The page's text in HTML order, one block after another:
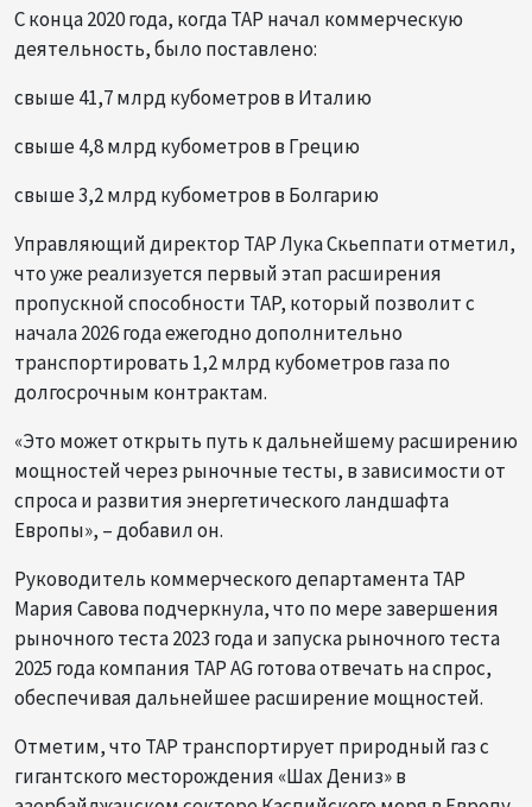
С конца 2020 года, когда TAP начал коммерческую
деятельность, было поставлено:
свыше 41,7 млрд кубометров в Италию
свыше 4,8 млрд кубометров в Грецию
свыше 3,2 млрд кубометров в Болгарию
Управляющий директор TAP Лука Скьеппати отметил,
что уже реализуется первый этап расширения
пропускной способности TAP, который позволит с
начала 2026 года ежегодно дополнительно
транспортировать 1,2 млрд кубометров газа по
долгосрочным контрактам.
«Это может открыть путь к дальнейшему расширению
мощностей через рыночные тесты, в зависимости от
спроса и развития энергетического ландшафта
Европы», – добавил он.
Руководитель коммерческого департамента TAP
Мария Савова подчеркнула, что по мере завершения
рыночного теста 2023 года и запуска рыночного теста
2025 года компания TAP AG готова отвечать на спрос,
обеспечивая дальнейшее расширение мощностей.
Отметим, что TAP транспортирует природный газ с
гигантского месторождения «Шах Дениз» в